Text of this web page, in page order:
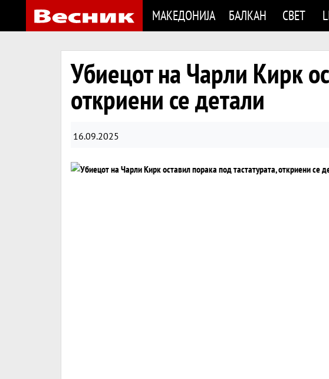
МАКЕДОНИЈА БАЛКАН СВЕТ
Убиецот на Чарли Кирк
откриени се детали
16.09.2025